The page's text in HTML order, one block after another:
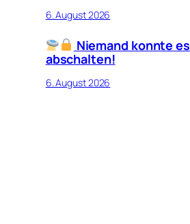
6. August 2026
Niemand konnte es
abschalten!
6. August 2026